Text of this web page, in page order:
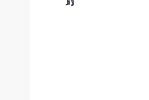
Страховочное оборудование